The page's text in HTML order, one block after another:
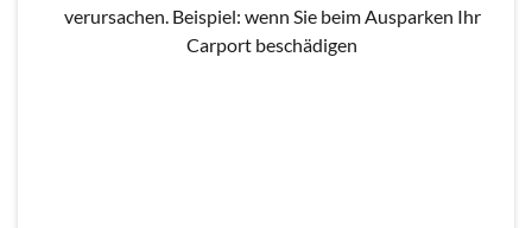
verursachen. Beispiel: wenn Sie beim Ausparken Ihr
Carport beschädigen